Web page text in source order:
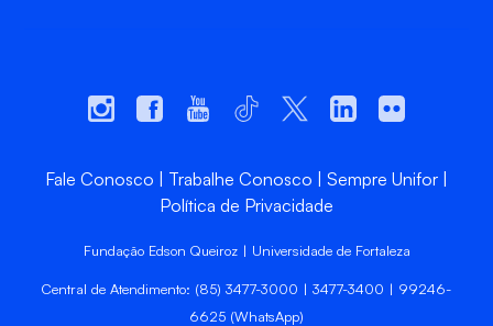
Fale Conosco Trabalhe Conosco
Sempre Unifor
Política de Privacidade
Fundação Edson Queiroz | Universidade de Fortaleza
Central de Atendimento: (85) 3477-3000 | 3477-3400 | 99246-
6625 (WhatsApp)